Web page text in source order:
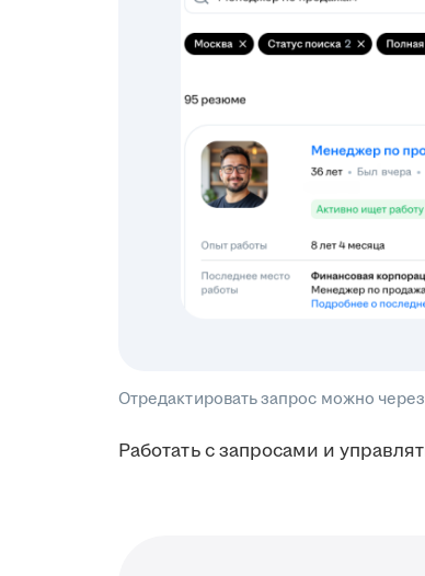
Отредактировать запрос можно
Работать с запросами и